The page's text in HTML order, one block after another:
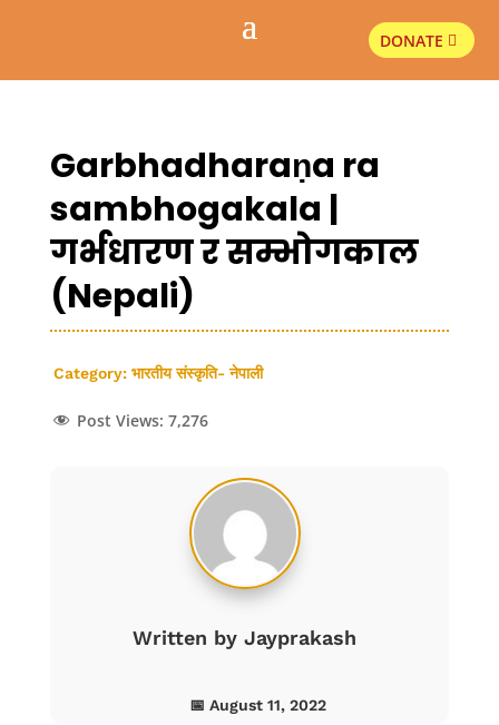
DONATE
Garbhadharaṇa ra
sambhogakala |
गर्भधारण र सम्भोगकाल
(Nepali)
Category: भारतीय संस्कृति- नेपाली
Post Views: 7,276
Written byJayprakash
📅 August 11, 2022